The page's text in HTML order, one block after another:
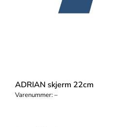
ADRIAN skjerm 22cm
Varenummer:–